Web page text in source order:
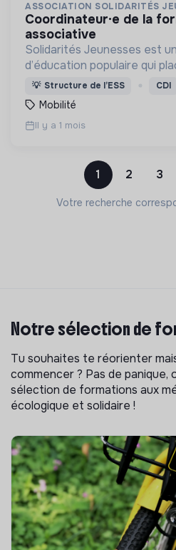
ASSOCIATION SOLIDARITÉS
coordinateur·e de la formation et de la vie
associative
Solidarités Jeunesses est
d’éducation populaire qui
l’engagement bénévole et
cœur de son projet.
💡 Structure de l’ESS CDI
Mobilité
Il y a 1 mois
1 2 3
Votre recherche
Notre sélection de
Tu souhaites te réorienter
commencer ? Pas de panique,
sélection de formations aux
écologique et solidaire !